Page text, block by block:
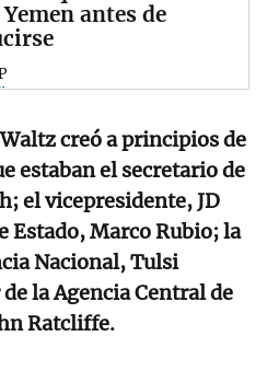
antes de
Waltz creó a principios de
estaban el secretario de
el vicepresidente, JD
Estado, Marco Rubio; la
Nacional, Tulsi
la Agencia Central de
Ratcliffe.